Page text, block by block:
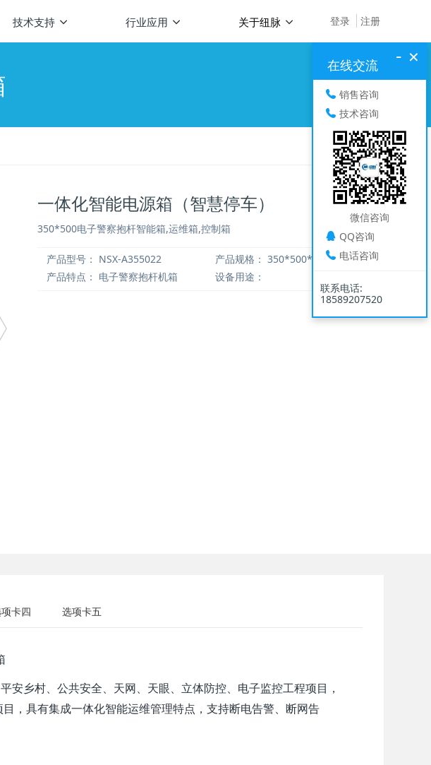
登录 注册
技术支持 行业应用 关于纽脉
一体化智能电源箱（智慧停车）
350*500电子警察抱杆智能箱,运维箱,控制箱
产品型号： NSX-A355022 产品规格： 350*500*220
产品特点： 电子警察抱杆机箱 设备用途：
卡四 选项卡五
安乡村、公共安全、天网、天眼、立体防控、电子监控工程项目，
，具有集成一体化智能运维管理特点，支持断电告警、断网告
×
-
在线交流
销售咨询
技术咨询
微信咨询
QQ咨询
电话咨询
联系电话:
18589207520